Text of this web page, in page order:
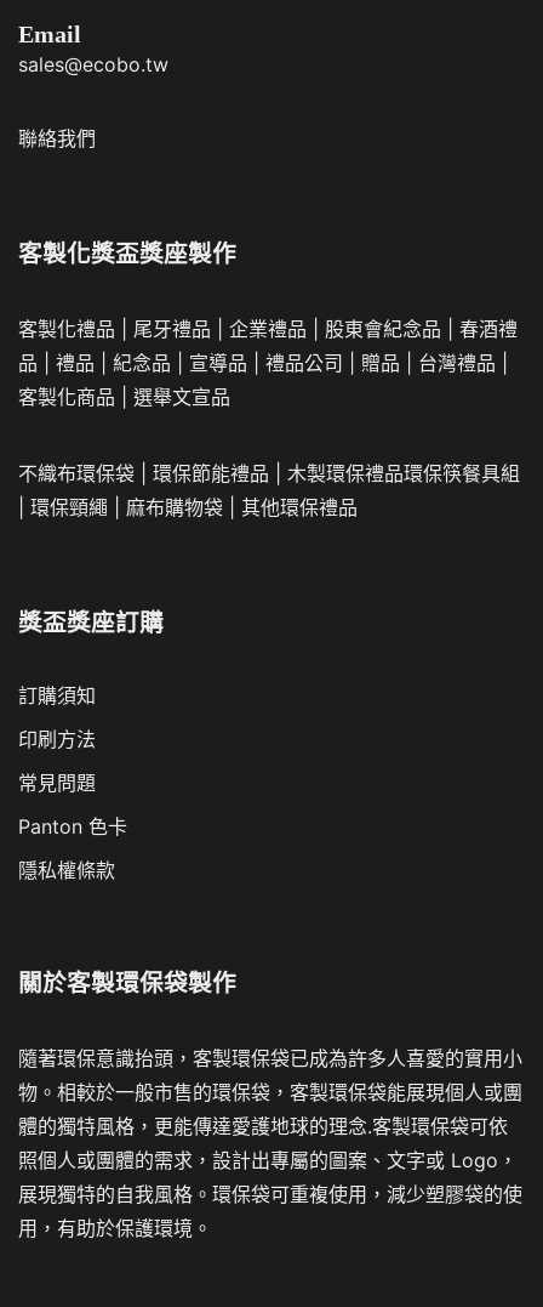
Email
sales@ecobo.tw
聯絡我們
客製化獎盃獎座製作
客製化禮品 尾牙禮品 企業禮品 股東會紀念品
春酒禮
品
禮品 紀念品 宣導品 禮品公司 贈品 台灣禮品
客製化商品
選舉文宣品
不織布環保袋 環保節能禮品 木製環保禮品環保筷餐具組
環保頸繩 麻布購物袋 其他環保禮品
獎盃獎座訂購
訂購須知
印刷方法
常見問題
Panton 色卡
隱私權條款
關於客製環保袋製作
隨著環保意識抬頭，客製環保袋已成為許多人喜愛的實用小
物。相較於一般市售的環保袋，客製環保袋能展現個人或團
體的獨特風格，更能傳達愛護地球的理念.客製環保袋可依
照個人或團體的需求，設計出專屬的圖案、文字或 Logo，
展現獨特的自我風格。環保袋可重複使用，減少塑膠袋的使
用，有助於保護環境。